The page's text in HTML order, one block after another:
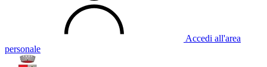
Accedi all'area
personale